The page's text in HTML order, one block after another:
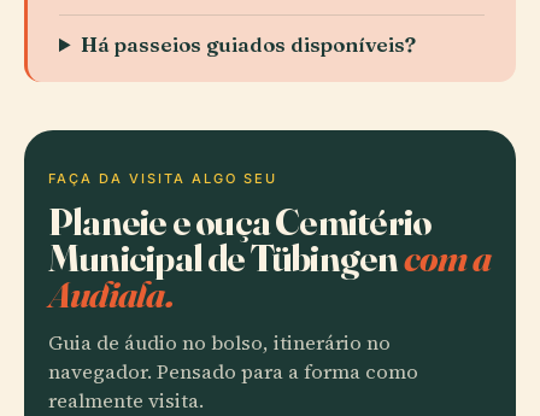
Há passeios guiados disponíveis?
FAÇA DA VISITA ALGO SEU
Planeie e ouça Cemitério
Municipal de Tübingencom a
Audiala.
Guia de áudio no bolso, itinerário no
navegador. Pensado para a forma como
realmente visita.